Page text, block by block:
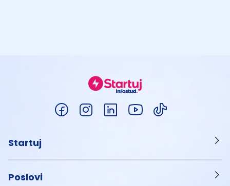
Startuj
Poslovi